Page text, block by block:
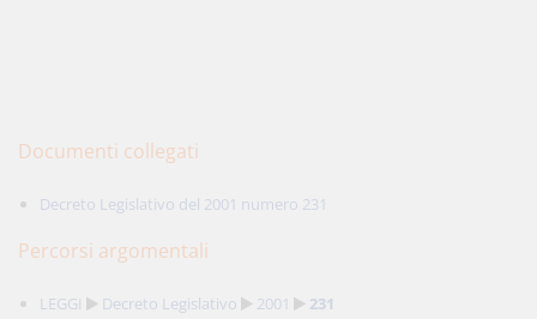
Documenti collegati
Decreto Legislativo del 2001 numero 231
Percorsi argomentali
LEGGI Decreto Legislativo 2001 231